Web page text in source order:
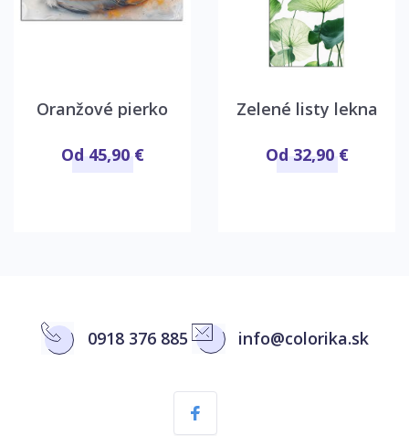
Oranžové pierko
Od 45,90 €
Zelené listy lekna
Od 32,90 €
0918 376 885 info@colorika.sk